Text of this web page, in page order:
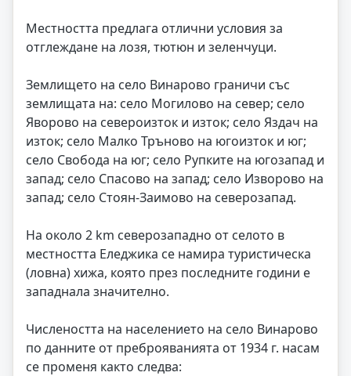
Местността предлага отлични условия за
отглеждане на лозя, тютюн и зеленчуци.
Землището на село Винарово граничи със
землищата на: село Могилово на север; село
Яворово на североизток и изток; село Яздач на
изток; село Малко Тръново на югоизток и юг;
село Свобода на юг; село Рупките на югозапад и
запад; село Спасово на запад; село Изворово на
запад; село Стоян-Заимово на северозапад.
На около 2 km северозападно от селото в
местността Еледжика се намира туристическа
(ловна) хижа, която през последните години е
западнала значително.
Числеността на населението на село Винарово
по данните от преброяванията от 1934 г. насам
се променя както следва: